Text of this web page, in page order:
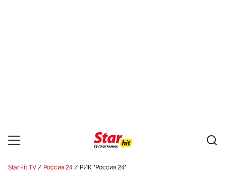
StarHit TV Россия 24 РИК "Россия 24"